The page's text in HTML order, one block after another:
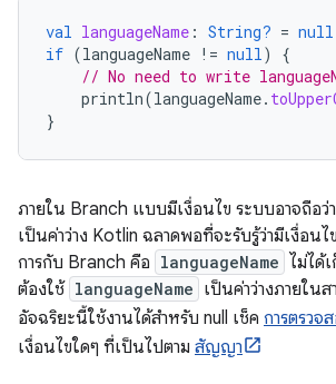
val languageName : String? = null
if (languageName != null)
{
// No need to write
println(languageName.
}
ภายใน Branch แบบมีเงื่อนไข ระบบอาจถือว่า
เป็นค่าว่าง Kotlin ฉลาดพอที่จะรับรู้ว่ามีเงื่อนไ
การกับ Branch คือ languageName ไม่ได้
ต้องใช้ languageName เป็นค่าว่างภายใน
อัจฉริยะนี้ใช้งานได้สำหรับ null เช็ค การตรวจ
เงื่อนไขใดๆ ที่เป็นไปตาม สัญญา